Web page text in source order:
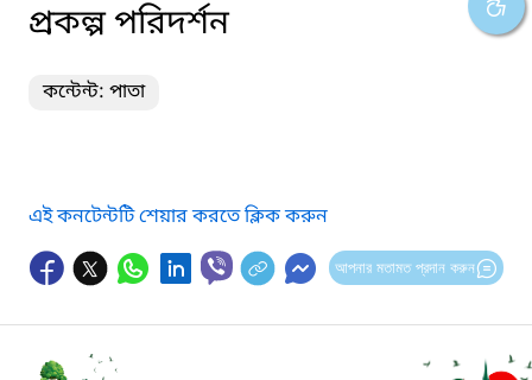
প্রকল্প পরিদর্শন
কন্টেন্ট: পাতা
এই কনটেন্টটি শেয়ার করতে ক্লিক করুন
আপনার মতামত প্রদান করুন